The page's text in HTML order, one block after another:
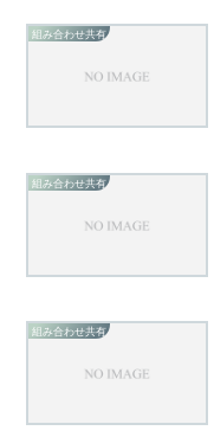
組み合わせ共有
組み合わせ共有
組み合わせ共有